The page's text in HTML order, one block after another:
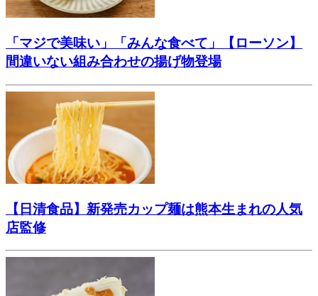
「マジで美味い」「みんな食べて」【ローソン】
間違いない組み合わせの揚げ物登場
【日清食品】新発売カップ麺は熊本生まれの人気
店監修